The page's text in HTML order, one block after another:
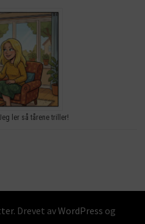
ler så tårene triller!
. Drevet avWordPress og